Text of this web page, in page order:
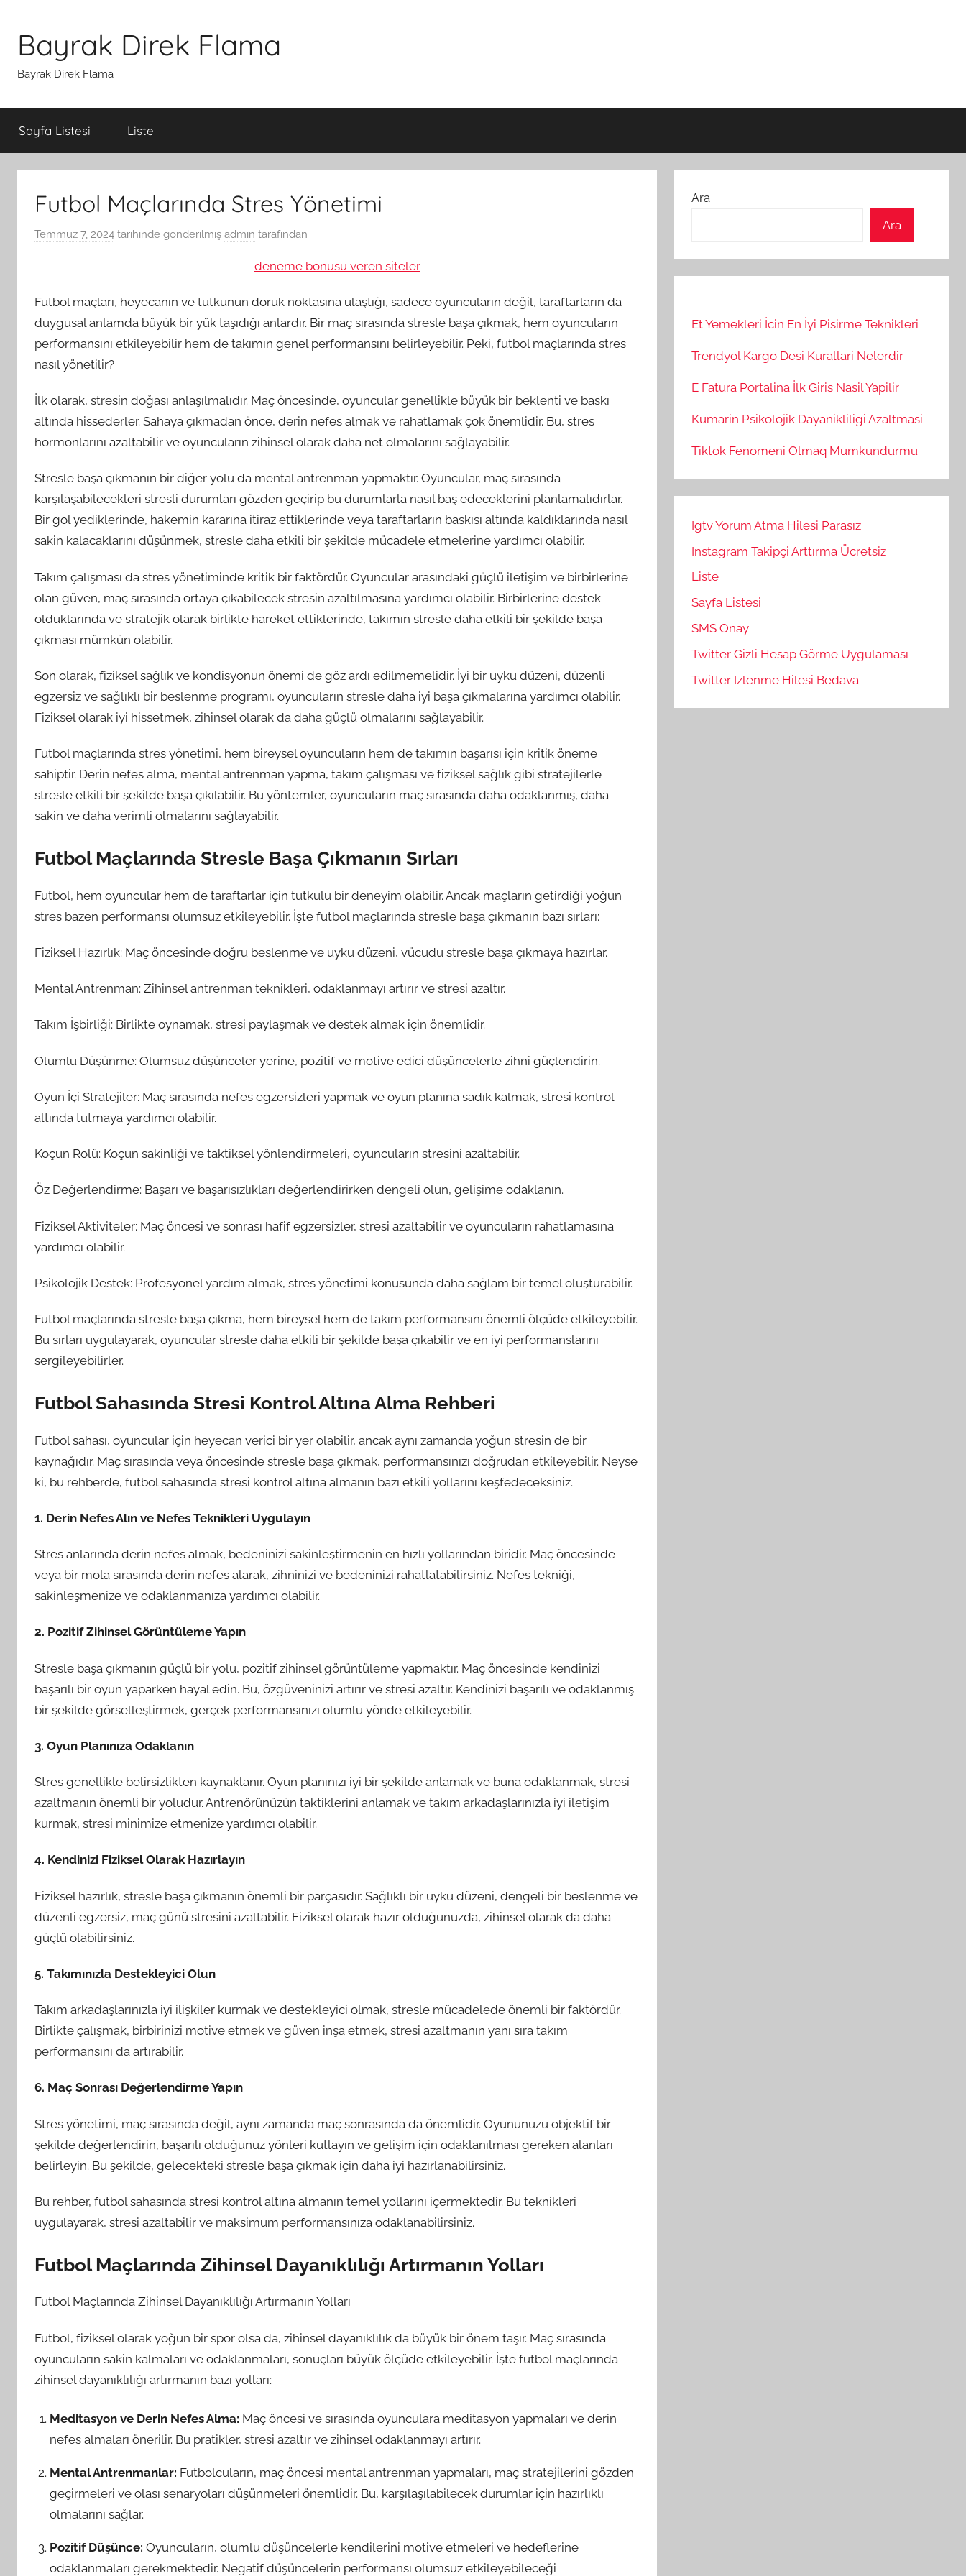
Bayrak Direk Flama
Bayrak Direk Flama
Sayfa Listesi Liste
Futbol Maçlarında Stres Yönetimi
Temmuz 7, 2024 tarihinde gönderilmiş admin tarafından
deneme bonusu veren siteler
Futbol maçları, heyecanın ve tutkunun doruk noktasına ulaştığı, sadece oyuncuların değil, taraftarların da
duygusal anlamda büyük bir yük taşıdığı anlardır. Bir maç sırasında stresle başa çıkmak, hem oyuncuların
performansını etkileyebilir hem de takımın genel performansını belirleyebilir. Peki, futbol maçlarında stres
nasıl yönetilir?
İlk olarak, stresin doğası anlaşılmalıdır. Maç öncesinde, oyuncular genellikle büyük bir beklenti ve baskı
altında hissederler. Sahaya çıkmadan önce, derin nefes almak ve rahatlamak çok önemlidir. Bu, stres
hormonlarını azaltabilir ve oyuncuların zihinsel olarak daha net olmalarını sağlayabilir.
Stresle başa çıkmanın bir diğer yolu da mental antrenman yapmaktır. Oyuncular, maç sırasında
karşılaşabilecekleri stresli durumları gözden geçirip bu durumlarla nasıl baş edeceklerini planlamalıdırlar.
Bir gol yediklerinde, hakemin kararına itiraz ettiklerinde veya taraftarların baskısı altında kaldıklarında nasıl
sakin kalacaklarını düşünmek, stresle daha etkili bir şekilde mücadele etmelerine yardımcı olabilir.
Takım çalışması da stres yönetiminde kritik bir faktördür. Oyuncular arasındaki güçlü iletişim ve birbirlerine
olan güven, maç sırasında ortaya çıkabilecek stresin azaltılmasına yardımcı olabilir. Birbirlerine destek
olduklarında ve stratejik olarak birlikte hareket ettiklerinde, takımın stresle daha etkili bir şekilde başa
çıkması mümkün olabilir.
Son olarak, fiziksel sağlık ve kondisyonun önemi de göz ardı edilmemelidir. İyi bir uyku düzeni, düzenli
egzersiz ve sağlıklı bir beslenme programı, oyuncuların stresle daha iyi başa çıkmalarına yardımcı olabilir.
Fiziksel olarak iyi hissetmek, zihinsel olarak da daha güçlü olmalarını sağlayabilir.
Futbol maçlarında stres yönetimi, hem bireysel oyuncuların hem de takımın başarısı için kritik öneme
sahiptir. Derin nefes alma, mental antrenman yapma, takım çalışması ve fiziksel sağlık gibi stratejilerle
stresle etkili bir şekilde başa çıkılabilir. Bu yöntemler, oyuncuların maç sırasında daha odaklanmış, daha
sakin ve daha verimli olmalarını sağlayabilir.
Futbol Maçlarında Stresle Başa Çıkmanın Sırları
Futbol, hem oyuncular hem de taraftarlar için tutkulu bir deneyim olabilir. Ancak maçların getirdiği yoğun
stres bazen performansı olumsuz etkileyebilir. İşte futbol maçlarında stresle başa çıkmanın bazı sırları:
Fiziksel Hazırlık: Maç öncesinde doğru beslenme ve uyku düzeni, vücudu stresle başa çıkmaya hazırlar.
Mental Antrenman: Zihinsel antrenman teknikleri, odaklanmayı artırır ve stresi azaltır.
Takım İşbirliği: Birlikte oynamak, stresi paylaşmak ve destek almak için önemlidir.
Olumlu Düşünme: Olumsuz düşünceler yerine, pozitif ve motive edici düşüncelerle zihni güçlendirin.
Oyun İçi Stratejiler: Maç sırasında nefes egzersizleri yapmak ve oyun planına sadık kalmak, stresi kontrol
altında tutmaya yardımcı olabilir.
Koçun Rolü: Koçun sakinliği ve taktiksel yönlendirmeleri, oyuncuların stresini azaltabilir.
Öz Değerlendirme: Başarı ve başarısızlıkları değerlendirirken dengeli olun, gelişime odaklanın.
Fiziksel Aktiviteler: Maç öncesi ve sonrası hafif egzersizler, stresi azaltabilir ve oyuncuların rahatlamasına
yardımcı olabilir.
Psikolojik Destek: Profesyonel yardım almak, stres yönetimi konusunda daha sağlam bir temel oluşturabilir.
Futbol maçlarında stresle başa çıkma, hem bireysel hem de takım performansını önemli ölçüde etkileyebilir.
Bu sırları uygulayarak, oyuncular stresle daha etkili bir şekilde başa çıkabilir ve en iyi performanslarını
sergileyebilirler.
Futbol Sahasında Stresi Kontrol Altına Alma Rehberi
Futbol sahası, oyuncular için heyecan verici bir yer olabilir, ancak aynı zamanda yoğun stresin de bir
kaynağıdır. Maç sırasında veya öncesinde stresle başa çıkmak, performansınızı doğrudan etkileyebilir. Neyse
ki, bu rehberde, futbol sahasında stresi kontrol altına almanın bazı etkili yollarını keşfedeceksiniz.
1. Derin Nefes Alın ve Nefes Teknikleri Uygulayın
Stres anlarında derin nefes almak, bedeninizi sakinleştirmenin en hızlı yollarından biridir. Maç öncesinde
veya bir mola sırasında derin nefes alarak, zihninizi ve bedeninizi rahatlatabilirsiniz. Nefes tekniği,
sakinleşmenize ve odaklanmanıza yardımcı olabilir.
2. Pozitif Zihinsel Görüntüleme Yapın
Stresle başa çıkmanın güçlü bir yolu, pozitif zihinsel görüntüleme yapmaktır. Maç öncesinde kendinizi
başarılı bir oyun yaparken hayal edin. Bu, özgüveninizi artırır ve stresi azaltır. Kendinizi başarılı ve odaklanmış
bir şekilde görselleştirmek, gerçek performansınızı olumlu yönde etkileyebilir.
3. Oyun Planınıza Odaklanın
Stres genellikle belirsizlikten kaynaklanır. Oyun planınızı iyi bir şekilde anlamak ve buna odaklanmak, stresi
azaltmanın önemli bir yoludur. Antrenörünüzün taktiklerini anlamak ve takım arkadaşlarınızla iyi iletişim
kurmak, stresi minimize etmenize yardımcı olabilir.
4. Kendinizi Fiziksel Olarak Hazırlayın
Fiziksel hazırlık, stresle başa çıkmanın önemli bir parçasıdır. Sağlıklı bir uyku düzeni, dengeli bir beslenme ve
düzenli egzersiz, maç günü stresini azaltabilir. Fiziksel olarak hazır olduğunuzda, zihinsel olarak da daha
güçlü olabilirsiniz.
5. Takımınızla Destekleyici Olun
Takım arkadaşlarınızla iyi ilişkiler kurmak ve destekleyici olmak, stresle mücadelede önemli bir faktördür.
Birlikte çalışmak, birbirinizi motive etmek ve güven inşa etmek, stresi azaltmanın yanı sıra takım
performansını da artırabilir.
6. Maç Sonrası Değerlendirme Yapın
Stres yönetimi, maç sırasında değil, aynı zamanda maç sonrasında da önemlidir. Oyununuzu objektif bir
şekilde değerlendirin, başarılı olduğunuz yönleri kutlayın ve gelişim için odaklanılması gereken alanları
belirleyin. Bu şekilde, gelecekteki stresle başa çıkmak için daha iyi hazırlanabilirsiniz.
Bu rehber, futbol sahasında stresi kontrol altına almanın temel yollarını içermektedir. Bu teknikleri
uygulayarak, stresi azaltabilir ve maksimum performansınıza odaklanabilirsiniz.
Futbol Maçlarında Zihinsel Dayanıklılığı Artırmanın Yolları
Futbol Maçlarında Zihinsel Dayanıklılığı Artırmanın Yolları
Futbol, fiziksel olarak yoğun bir spor olsa da, zihinsel dayanıklılık da büyük bir önem taşır. Maç sırasında
oyuncuların sakin kalmaları ve odaklanmaları, sonuçları büyük ölçüde etkileyebilir. İşte futbol maçlarında
zihinsel dayanıklılığı artırmanın bazı yolları:
Meditasyon ve Derin Nefes Alma: Maç öncesi ve sırasında oyunculara meditasyon yapmaları ve derin
nefes almaları önerilir. Bu pratikler, stresi azaltır ve zihinsel odaklanmayı artırır.
Mental Antrenmanlar: Futbolcuların, maç öncesi mental antrenman yapmaları, maç stratejilerini gözden
geçirmeleri ve olası senaryoları düşünmeleri önemlidir. Bu, karşılaşılabilecek durumlar için hazırlıklı
olmalarını sağlar.
Pozitif Düşünce: Oyuncuların, olumlu düşüncelerle kendilerini motive etmeleri ve hedeflerine
odaklanmaları gerekmektedir. Negatif düşüncelerin performansı olumsuz etkileyebileceği
Ara
Ara
Et Yemekleri İcin En İyi Pisirme Teknikleri
Trendyol Kargo Desi Kurallari Nelerdir
E Fatura Portalina İlk Giris Nasil Yapilir
Kumarin Psikolojik Dayanikliligi Azaltmasi
Tiktok Fenomeni Olmaq Mumkundurmu
Igtv Yorum Atma Hilesi Parasız
Instagram Takipçi Arttırma Ücretsiz
Liste
Sayfa Listesi
SMS Onay
Twitter Gizli Hesap Görme Uygulaması
Twitter Izlenme Hilesi Bedava